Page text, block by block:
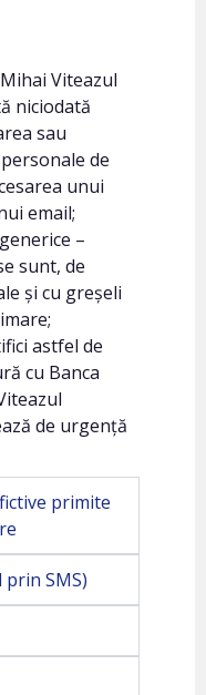
Viteazul
niciodată
sau
de
unui
email;
–
sunt, de
și cu greșeli
astfel de
cu Banca
de urgență
primite
SMS)